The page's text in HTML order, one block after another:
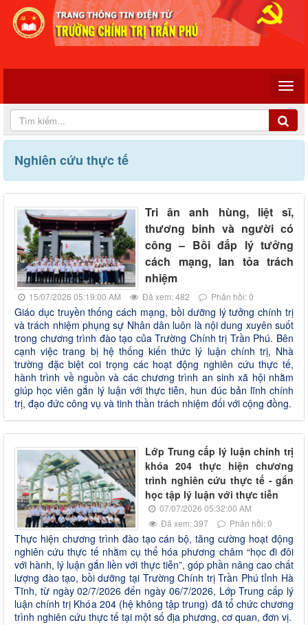
Nghiên cứu thực tế
Tri ân anh hùng, liệt sĩ,
thương binh và người có
công – Bồi đắp lý tưởng
cách mạng, lan tỏa trách
nhiệm
15/07/2026 05:19:00 AM Đã xem: 482 Phản hồi: 0
Giáo dục truyền thống cách mạng, bồi dưỡng lý tưởng chính trị
và trách nhiệm phụng sự Nhân dân luôn là nội dung xuyên suốt
trong chương trình đào tạo của Trường Chính trị Trần Phú. Bên
cạnh việc trang bị hệ thống kiến thức lý luận chính trị, Nhà
trường đặc biệt coi trọng các hoạt động nghiên cứu thực tế,
hành trình về nguồn và các chương trình an sinh xã hội nhằm
giúp học viên gắn lý luận với thực tiễn, hun đúc bản lĩnh chính
trị, đạo đức công vụ và tinh thần trách nhiệm đối với cộng đồng.
Lớp Trung cấp lý luận chính trị
khóa 204 thực hiện chương
trình nghiên cứu thực tế - gắn
học tập lý luận với thực tiễn
07/07/2026 05:32:00 AM
Đã xem: 397
Phản hồi: 0
Thực hiện chương trình đào tạo cán bộ, tăng cường hoạt động
nghiên cứu thực tế nhằm cụ thể hóa phương châm “học đi đôi
với hành, lý luận gắn liền với thực tiễn”, góp phần nâng cao chất
lượng đào tạo, bồi dưỡng tại Trường Chính trị Trần Phú tỉnh Hà
Tĩnh, từ ngày 02/7/2026 đến ngày 06/7/2026, Lớp Trung cấp lý
luận chính trị Khóa 204 (hệ không tập trung) đã tổ chức chương
trình nghiên cứu thực tế tại một số địa phương, cơ quan, đơn vị.